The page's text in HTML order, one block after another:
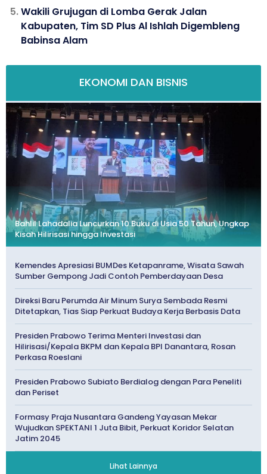
Wakili Grujugan di Lomba Gerak Jalan
Kabupaten, Tim SD Plus Al Ishlah Digembleng
Babinsa Alam
EKONOMI DAN BISNIS
Bahlil Lahadalia Luncurkan 10 Buku di Usia 50 Tahun, Ungkap
Kisah Hilirisasi hingga Investasi
Kemendes Apresiasi BUMDes Ketapanrame, Wisata Sawah
Sumber Gempong Jadi Contoh Pemberdayaan Desa
Direksi Baru Perumda Air Minum Surya Sembada Resmi
Ditetapkan, Tias Siap Perkuat Budaya Kerja Berbasis Data
Presiden Prabowo Terima Menteri Investasi dan
Hilirisasi/Kepala BKPM dan Kepala BPI Danantara, Rosan
Perkasa Roeslani
Presiden Prabowo Subiato Berdialog dengan Para Peneliti
dan Periset
Formasy Praja Nusantara Gandeng Yayasan Mekar
Wujudkan SPEKTANI 1 Juta Bibit, Perkuat Koridor Selatan
Jatim 2045
Lihat Lainnya